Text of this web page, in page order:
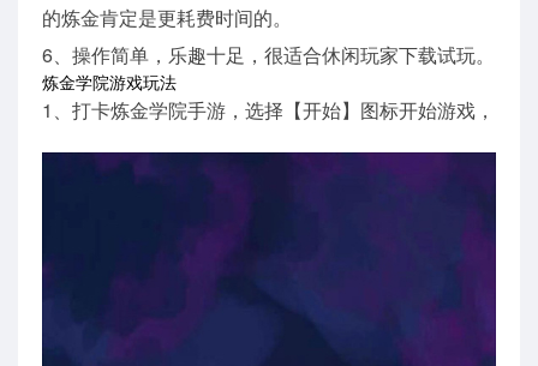
的炼金肯定是更耗费时间的。
6、操作简单，乐趣十足，很适合休闲玩家下载试玩。
炼金学院游戏玩法
1、打卡炼金学院手游，选择【开始】图标开始游戏，